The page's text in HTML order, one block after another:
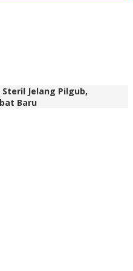
Steril Jelang Pilgub,
Baru